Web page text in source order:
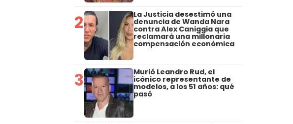
2 La Justicia desestimó una
denuncia de Wanda Nara
contra Alex Caniggia que
reclamará una millonaria
compensación económica
3 Murió Leandro Rud, el
icónico representante de
modelos, a los 51 años: qué
pasó